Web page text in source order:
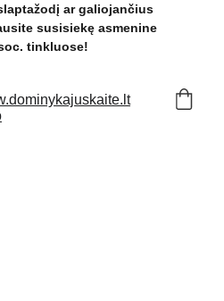
susisiekę asmenine
tinkluose!